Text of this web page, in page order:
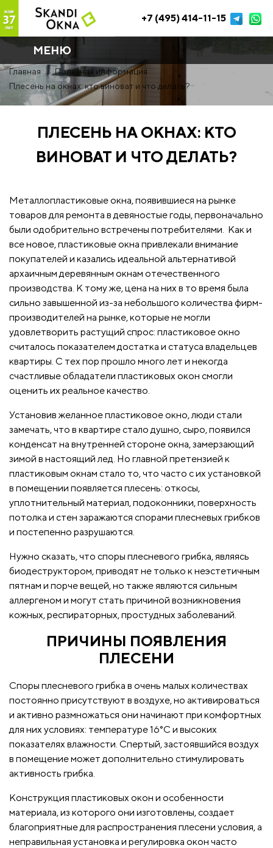
+7 (495) 414-11-15
МЕНЮ
Главная
Полезная информация
Плесень на окнах: кто виноват и что делать?
ПЛЕСЕНЬ НА ОКНАХ: КТО
ВИНОВАТ И ЧТО ДЕЛАТЬ?
Металлопластиковые окна, появившиеся на рынке
товаров для ремонта в девяностые годы, первоначально
были одобрительно встречены потребителями. Как и
все новое, пластиковые окна привлекали внимание
покупателей и казались идеальной альтернативой
архаичным деревянным окнам отечественного
производства. К тому же, цена на них в то время была
сильно завышенной из-за небольшого количества фирм-
производителей на рынке, которые не могли
удовлетворить растущий спрос: пластиковое окно
считалось показателем достатка и статуса владельцев
квартиры. С тех пор прошло много лет и некогда
счастливые обладатели пластиковых окон смогли
оценить их реальное качество.
Установив желанное пластиковое окно, люди стали
замечать, что в квартире стало душно, сыро, появился
конденсат на внутренней стороне окна, замерзающий
зимой в настоящий лед. Но главной претензией к
пластиковым окнам стало то, что часто с их установкой
в помещении появляется плесень: откосы,
уплотнительный материал, подоконники, поверхность
потолка и стен заражаются спорами плесневых грибков
и постепенно разрушаются.
Нужно сказать, что споры плесневого грибка, являясь
биодеструктором, приводят не только к неэстетичным
пятнам и порче вещей, но также являются сильным
аллергеном и могут стать причиной возникновения
кожных, респираторных, простудных заболеваний.
ПРИЧИНЫ ПОЯВЛЕНИЯ
ПЛЕСЕНИ
Споры плесневого грибка в очень малых количествах
постоянно присутствуют в воздухе, но активироваться
и активно размножаться они начинают при комфортных
для них условиях: температуре 16°C и высоких
показателях влажности. Спертый, застоявшийся воздух
в помещение может дополнительно стимулировать
активность грибка.
Конструкция пластиковых окон и особенности
материала, из которого они изготовлены, создает
благоприятные для распространения плесени условия, а
неправильная установка и регулировка окон часто